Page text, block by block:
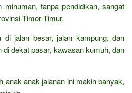
minuman, tanpa pendidikan, sangat
Timor Timur.
jalan besar, jalan kampung, dan
di dekat pasar, kawasan kumuh, dan
anak-anak jalanan ini makin banyak,